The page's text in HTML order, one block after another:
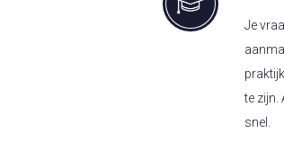
Je
te zijn.
snel.